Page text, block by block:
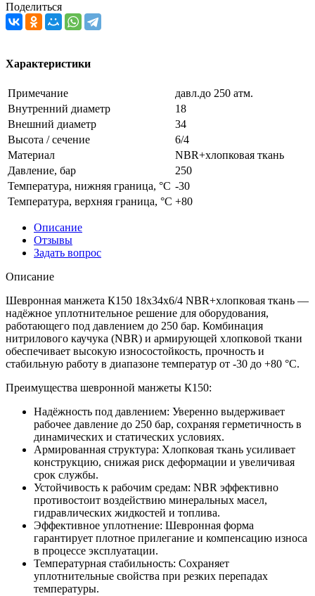
Поделиться
Характеристики
Примечание
давл.до 250 атм.
Внутренний диаметр
18
Внешний диаметр
34
Высота / сечение
6/4
Материал
NBR+хлопковая ткань
Давление, бар
250
Температура, нижняя граница, °C -30
Температура, верхняя граница, °C +80
Описание
Отзывы
Задать вопрос
Описание
Шевронная манжета К150 18x34x6/4 NBR+хлопковая ткань —
надёжное уплотнительное решение для оборудования,
работающего под давлением до 250 бар. Комбинация
нитрилового каучука (NBR) и армирующей хлопковой ткани
обеспечивает высокую износостойкость, прочность и
стабильную работу в диапазоне температур от -30 до +80 °C.
Преимущества шевронной манжеты К150:
Надёжность под давлением: Уверенно выдерживает
рабочее давление до 250 бар, сохраняя герметичность в
динамических и статических условиях.
Армированная структура: Хлопковая ткань усиливает
конструкцию, снижая риск деформации и увеличивая
срок службы.
Устойчивость к рабочим средам: NBR эффективно
противостоит воздействию минеральных масел,
гидравлических жидкостей и топлива.
Эффективное уплотнение: Шевронная форма
гарантирует плотное прилегание и компенсацию износа
в процессе эксплуатации.
Температурная стабильность: Сохраняет
уплотнительные свойства при резких перепадах
температуры.